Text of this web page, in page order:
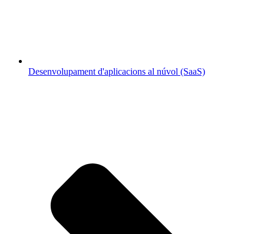
Desenvolupament d'aplicacions al núvol (SaaS)